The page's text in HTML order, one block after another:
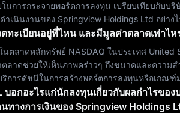
นการกระจายพอร์ตการลงทุน เปรียบเทียบกับบ
ำเนินงานของ Springview Holdings Ltd อย่าง
ทะเบียนอยู่ที่ไหน และมีมูลค่าตลาดเท่าไห
นตลาดหลักทรัพย์ NASDAQ ในประเทศ United
ลาดช่วยให้เห็นภาพคร่าวๆ ถึงขนาดและความ
การดัชนีในการสร้างพอร์ตการลงทุนหรือเกณฑ์
บอกอะไรแก่นักลงทุนเกี่ยวกับผลกำไรของ
ทางการเงินของ Springview Holdings